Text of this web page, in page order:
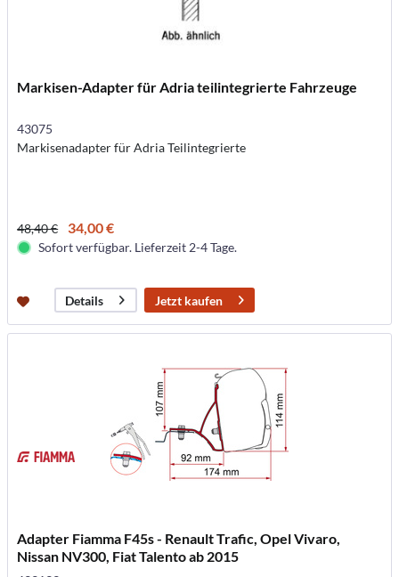
Markisen-Adapter für Adria teilintegrierte Fahrzeuge
43075
Markisenadapter für Adria Teilintegrierte
48,40 € 34,00 €
Sofort verfügbar. Lieferzeit 2-4 Tage.
Details Jetzt kaufen
Adapter Fiamma F45s - Renault Trafic, Opel Vivaro,
Nissan NV300, Fiat Talento ab 2015